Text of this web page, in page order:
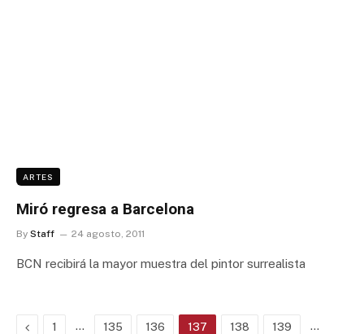
ARTES
Miró regresa a Barcelona
By Staff 24 agosto, 2011
BCN recibirá la mayor muestra del pintor surrealista
Previous
1 … 135 136 137 138 139 …